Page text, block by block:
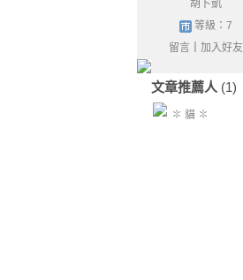
胡卜凱
等級：7
留言｜ 加入好友
文章推薦人 (1)
✽ 貓 ✽